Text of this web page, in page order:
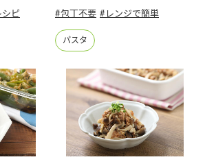
ピ #包丁不要 #レンジで簡単
パスタ